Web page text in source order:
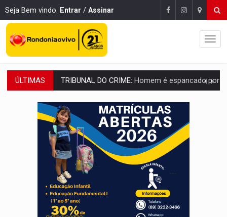
Seja Bem vindo. Entrar / Assinar
ÚLTIMAS VÍDEO:Perseguição é registrada no shopping após colombiana furtar
LUDOPATIA:Apostas online começam a afetar produtividade e rotina
REFLORESTAMENTO: Plantar árvores não será mais suficiente para
OVNIS NA LUA:Cientistas alertam para possível base secreta no satélite
ACABOU COM PEUGEOT:Incêndio destrói carro que era rebocado para oficina
VÍDEO: Ladrão é filmado furtando moto na frente do bar
BOLSAS DE PESQUISA:Iniciativa Amazônia+10 lança chamada para fortalecer